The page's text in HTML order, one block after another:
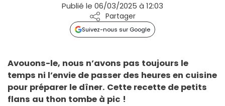
Publié le 06/03/2025 à 12:03
Partager
Suivez-nous sur Google
Avouons-le, nous n’avons pas toujours le
temps ni l’envie de passer des heures en cuisine
pour préparer le dîner. Cette recette de petits
flans au thon tombe à pic !